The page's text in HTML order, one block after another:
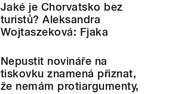
Jaké je Chorvatsko bez
turistů? Aleksandra
Wojtaszeková: Fjaka
Nepustit novináře na
tiskovku znamená přiznat,
že nemám protiargumenty,